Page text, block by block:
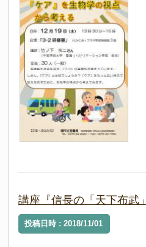
講座『信長の「天下布武
投稿日時 : 2018/11/01